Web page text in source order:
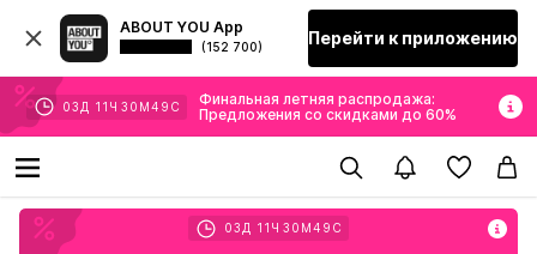
ABOUT YOU App
(152 700) Перейти к приложению
03 Д 11 Ч 30 М48 С
Финальная летняя распродажа:
Предложения со скидками до 60%
03 Д 11 Ч 30 М48 С